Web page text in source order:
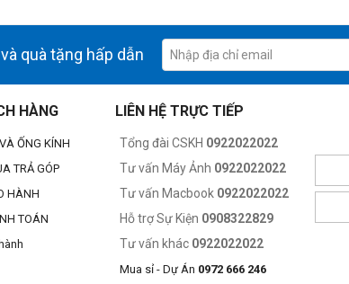
quà tặng hấp dẫn
HÀNG
ỐNG KÍNH
TRẢ GÓP
HÀNH
TOÁN
LIÊN HỆ TRỰC TIẾP
Tổng đài CSKH 0922022022
Tư vấn Máy Ảnh 0922022022
Tư vấn Macbook 0922022022
Hỗ trợ Sự Kiện 0908322829
Tư vấn khác 0922022022
Mua sỉ - Dự Án 0972 666 246